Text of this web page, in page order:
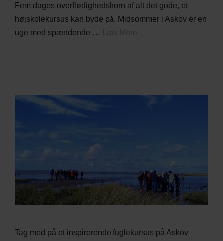
Fem dages overflødighedshorn af alt det gode, et
højskolekursus kan byde på. Midsommer i Askov er en
uge med spændende …
Læs Mere
Tag med på et inspirerende fuglekursus på Askov